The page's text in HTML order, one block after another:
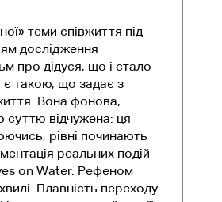
теми співжиття під
дослідження
про дідуся, що і стало
є такою, що задає з
Вона фонова,
суттю відчужена: ця
рівні починають
реальних подій
on Water. Рефеном
Плавність переходу